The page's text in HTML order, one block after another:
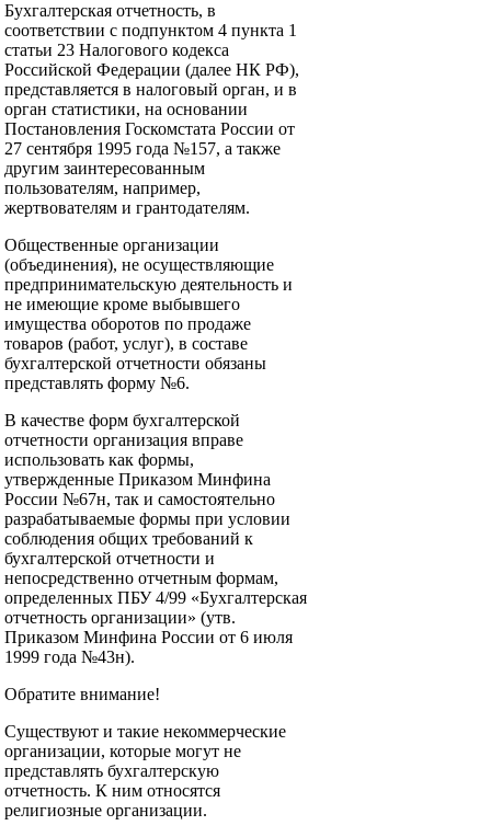
Бухгалтерская отчетность, в
соответствии с подпунктом 4 пункта 1
статьи 23 Налогового кодекса
Российской Федерации (далее НК РФ),
представляется в налоговый орган, и в
орган статистики, на основании
Постановления Госкомстата России от
27 сентября 1995 года №157, а также
другим заинтересованным
пользователям, например,
жертвователям и грантодателям.
Общественные организации
(объединения), не осуществляющие
предпринимательскую деятельность и
не имеющие кроме выбывшего
имущества оборотов по продаже
товаров (работ, услуг), в составе
бухгалтерской отчетности обязаны
представлять форму №6.
В качестве форм бухгалтерской
отчетности организация вправе
использовать как формы,
утвержденные Приказом Минфина
России №67н, так и самостоятельно
разрабатываемые формы при условии
соблюдения общих требований к
бухгалтерской отчетности и
непосредственно отчетным формам,
определенных ПБУ 4/99 «Бухгалтерская
отчетность организации» (утв.
Приказом Минфина России от 6 июля
1999 года №43н).
Обратите внимание!
Существуют и такие некоммерческие
организации, которые могут не
представлять бухгалтерскую
отчетность. К ним относятся
религиозные организации.